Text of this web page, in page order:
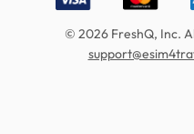
© 2026 FreshQ, Inc.